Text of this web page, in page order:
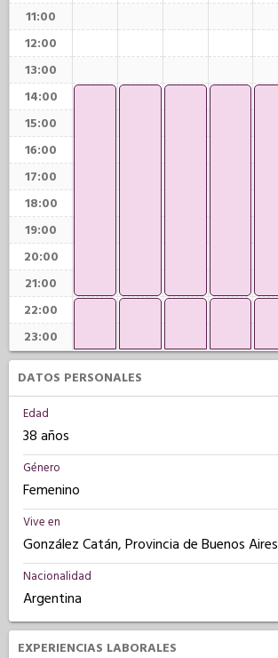
11:00
12:00
13:00
14:00
15:00
16:00
17:00
18:00
19:00
20:00
21:00
22:00
23:00
DATOS PERSONALES
Edad
38 años
Género
Femenino
Vive en
González Catán, Provincia de Buenos Aires
Nacionalidad
Argentina
EXPERIENCIAS LABORALES